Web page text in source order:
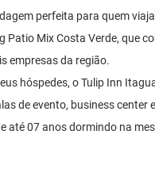
perfeita para quem
Patio Mix Costa Verde, que
empresas da região.
hóspedes, o Tulip Inn
de evento, business
até 07 anos dormindo na